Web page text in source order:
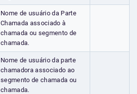
Nome de usuário da Parte
Chamada associado à
chamada ou segmento de
chamada.
Nome de usuário da parte
chamadora associado ao
segmento de chamada ou
chamada.